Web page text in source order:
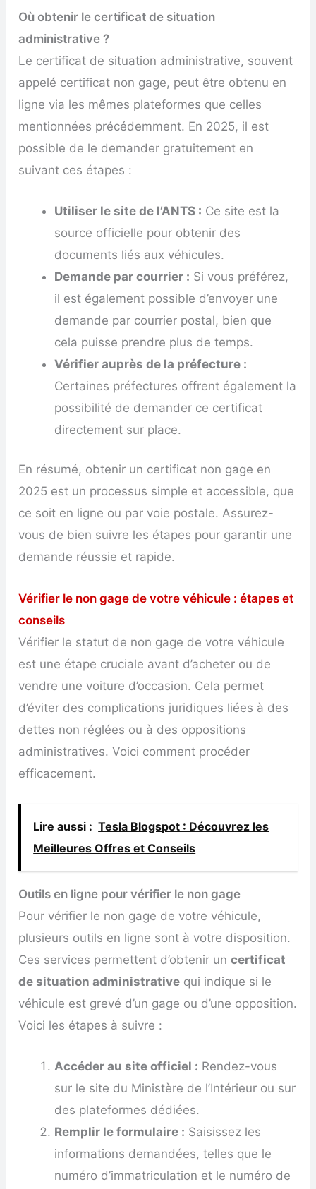
Où obtenir le certificat de situation
administrative ?
Le certificat de situation administrative, souvent
appelé certificat non gage, peut être obtenu en
ligne via les mêmes plateformes que celles
mentionnées précédemment. En 2025, il est
possible de le demander gratuitement en
suivant ces étapes :
Utiliser le site de l’ANTS : Ce site est la
source officielle pour obtenir des
documents liés aux véhicules.
Demande par courrier : Si vous préférez,
il est également possible d’envoyer une
demande par courrier postal, bien que
cela puisse prendre plus de temps.
Vérifier auprès de la préfecture :
Certaines préfectures offrent également la
possibilité de demander ce certificat
directement sur place.
En résumé, obtenir un certificat non gage en
2025 est un processus simple et accessible, que
ce soit en ligne ou par voie postale. Assurez-
vous de bien suivre les étapes pour garantir une
demande réussie et rapide.
Vérifier le non gage de votre véhicule : étapes et
conseils
Vérifier le statut de non gage de votre véhicule
est une étape cruciale avant d’acheter ou de
vendre une voiture d’occasion. Cela permet
d’éviter des complications juridiques liées à des
dettes non réglées ou à des oppositions
administratives. Voici comment procéder
efficacement.
Lire aussi : Tesla Blogspot : Découvrez les
Meilleures Offres et Conseils
Outils en ligne pour vérifier le non gage
Pour vérifier le non gage de votre véhicule,
plusieurs outils en ligne sont à votre disposition.
Ces services permettent d’obtenir uncertificat
de situation administrative qui indique si le
véhicule est grevé d’un gage ou d’une opposition.
Voici les étapes à suivre :
Accéder au site officiel : Rendez-vous
sur le site du Ministère de l’Intérieur ou sur
des plateformes dédiées.
Remplir le formulaire : Saisissez les
informations demandées, telles que le
numéro d’immatriculation et le numéro de